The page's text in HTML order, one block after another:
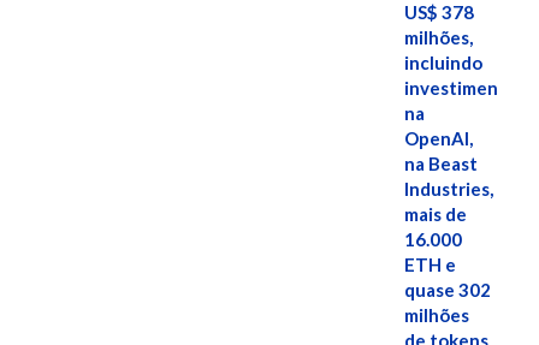
US$ 378
milhões,
incluindo
investimentos
na
OpenAI,
na Beast
Industries,
mais de
16.000
ETH e
quase 302
milhões
de tokens